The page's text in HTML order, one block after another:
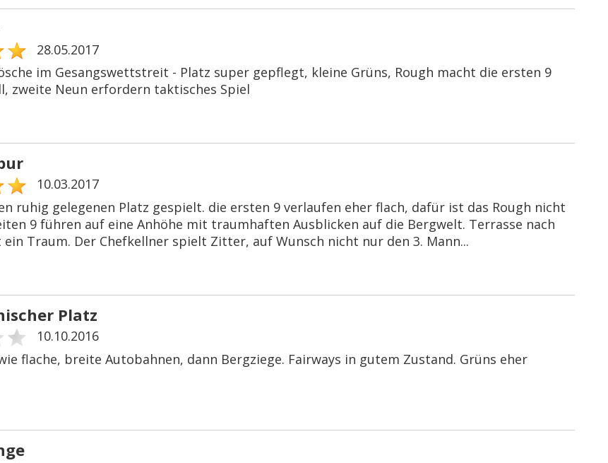
28.05.2017
im Gesangswettstreit - Platz super gepflegt, kleine Grüns, Rough macht die ersten 9
zweite Neun erfordern taktisches Spiel
10.03.2017
ruhig gelegenen Platz gespielt. die ersten 9 verlaufen eher flach, dafür ist das Rough nicht
9 führen auf eine Anhöhe mit traumhaften Ausblicken auf die Bergwelt. Terrasse nach
ein Traum. Der Chefkellner spielt Zitter, auf Wunsch nicht nur den 3. Mann...
Platz
10.10.2016
flache, breite Autobahnen, dann Bergziege. Fairways in gutem Zustand. Grüns eher